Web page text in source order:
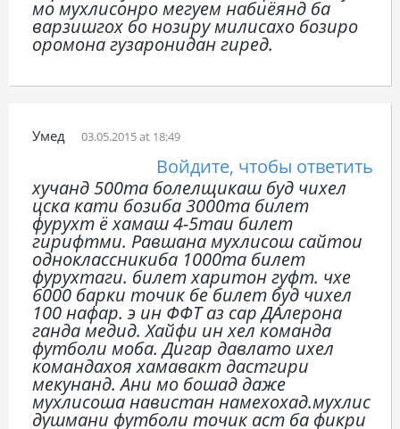
мо мухлисонро мегуем набиёянд ба
варзишгох бо нозиру милисахо бозиро
оромона гузаронидан гиред.
Умед 03.05.2015 at 18:49
Войдите, чтобы ответить
хучанд 500та болелщикаш буд чихел
цска кати бозиба 3000та билет
фурухт ё хамаш 4-5таи билет
гирифтми. Равшана мухлисош сайтои
одноклассникиба 1000та билет
фурухтаги. билет харитон гуфт. чхе
6000 барки точик бе билет буд чихел
100 нафар. э ин ФФТ аз сар ДАлерона
ганда медид. Хайфи ин хел команда
футболи моба. Дигар давлато ихел
командахоя хамавакт дастгири
мекунанд. Ани мо бошад даже
мухлисоша навистан намехохад.мухлис
душмани футболи точик аст ба фикри